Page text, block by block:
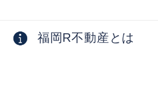
福岡R不動産とは